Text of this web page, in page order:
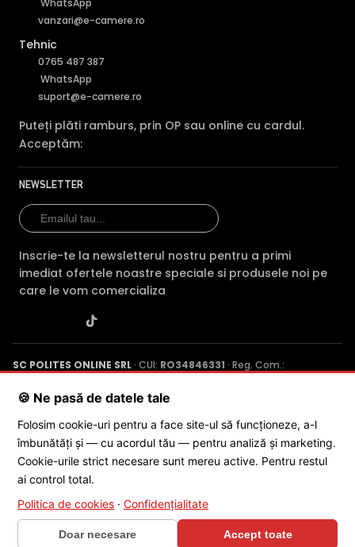
FILTRU IR MECANIC (ICR / IR Cut Fillter)
filtru IR Mecanic autoretractabil ce filtreaza lumina in
infrarosu pe timpul zilei, pentru a evita anumitele defecte
de afisare a culorilor, iar pe timpul noptii acesta este
imbunatatind vizibilitatea camerei in modul alb/negru.
WhatsApp
vanzari@e-camere.ro
Tehnic
0765 487 387
WhatsApp
suport@e-camere.ro
Puteți plăti ramburs, prin OP sau online cu cardul.
Acceptăm:
NEWSLETTER
Inscrie-te la newsletterul nostru pentru a primi
imediat ofertele noastre speciale si produsele noi pe
care le vom comercializa
SC POLITES ONLINE SRL · CUI: RO34846331 · Reg. Com.:
Poenaru, Nr. 1, Craiova, Jud. Dolj ·
© 2026 SC POLITES ONLINE SRL
🍪 Ne pasă de datele tale
Folosim cookie-uri pentru a face site-ul să funcționeze, a-l
îmbunătăți și — cu acordul tău — pentru analiză și marketing.
Cookie-urile strict necesare sunt mereu active. Pentru restul
ai control total.
Politica de cookies · Confidențialitate
Doar necesare Accept toate